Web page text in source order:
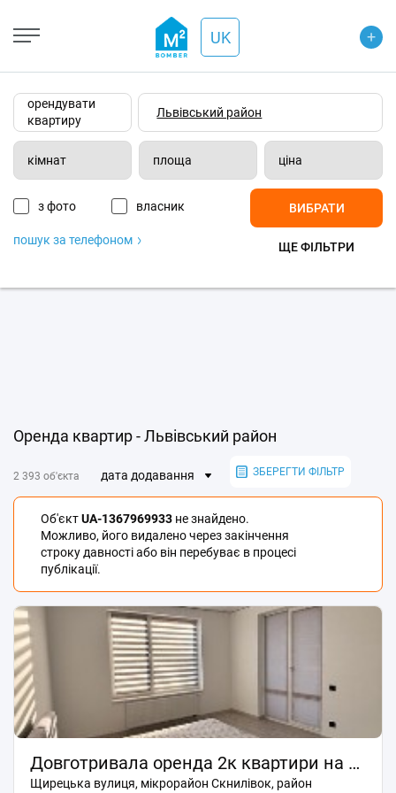
UK +
орендувати
квартиру
кімнат площа ціна
з фото власник
пошук за телефоном ЩЕ ФІЛЬТРИ
ВИБРАТИ
Оренда квартир - Львівський район
2 393 об'єкта дата додавання ЗБЕРЕГТИ ФІЛЬТР
Об'єктUA-1367969933 не знайдено.
Можливо, його видалено через закінчення
строку давності або він перебуває в процесі
публікації.
Довготривала оренда 2к квартири на вул. Щирецька 30 • ID 34600712
Щирецька вулиця, мікрорайон Скнилівок, район
Open Street
Wiki-карта
Супутник
Транспорт
+
−